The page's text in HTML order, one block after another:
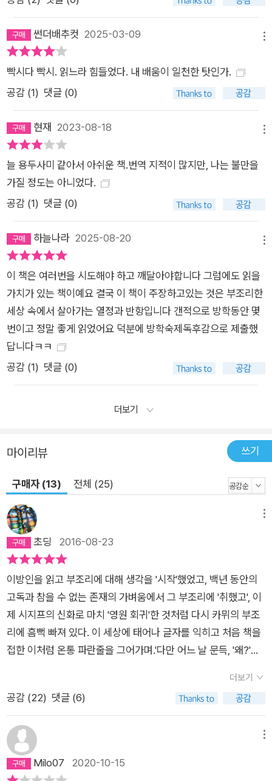
대해 세밀히 밝히기도 했다. <시지프 신화>는 알베르 카뮈가 창
동시에 철학사적으로도 실존주의의 한가운데 우뚝 선 카뮈만의
독특한 철학을 담은 작품으로 카뮈를 읽는 독자들에게 지적 지평
을 널리 열어 줄 것이다.
썬더배추컷 2025-03-09
빡시다 빡시. 읽느라 힘들었다. 내 배움이 일천한 탓인가.
공감 (1) 댓글 (0)
현재 2023-08-18
늘 용두사미 같아서 아쉬운 책.번역 지적이 많지만, 나는 불만을
가질 정도는 아니었다.
공감 (1) 댓글 (0)
하늘나라 2025-08-20
이 책은 여러번을 시도해야 하고 깨달아야합니다 그럼에도 읽을
가치가 있는 책이예요 결국 이 책이 주장하고있는 것은 부조리한
세상 속에서 살아가는 열정과 반항입니다 갠적으로 방학동안 몇
번이고 정말 좋게 읽었어요 덕분에 방학숙제독후감으로 제출했
답니다ㅋㅋ
공감 (1) 댓글 (0)
더보기
마이리뷰 쓰기
구매자 (13) 전체 (25)
초딩 2016-08-23
이방인을 읽고 부조리에 대해 생각을 '시작'했었고, 백년 동안의
고독과 참을 수 없는 존재의 가벼움에서 그 부조리에 '취했고', 이
제 시지프의 신화로 마치 '영원 회귀'한 것처럼 다시 카뮈의 부조
리에 흠뻑 빠져 있다. 이 세상에 태어나 글자를 익히고 처음 책을
접한 이처럼 온통 파란줄을 그어가며.'다만 어느 날 문득, '왜?'라
일이 시작된다.'...'권태는 기계적인 생활의 여러 행동이 끝날 때 느
껴지지만, 그것은 동시에 의식이 활동을 개시한다는 것을 뜻한
다짐은 뒤로한 채 7시 8분 이제 7시 59분이 되었다. 남은 것이라
고는 짙은 생각의 반복과 그것으로 어김없이 같은 모양으로 뱉어
진 망상의 잔재인 몇 문장들. 어떤 우표 소인을 찍어야 할지 난감
더보기
공감 (22) 댓글 (6)
Milo07 2020-10-15